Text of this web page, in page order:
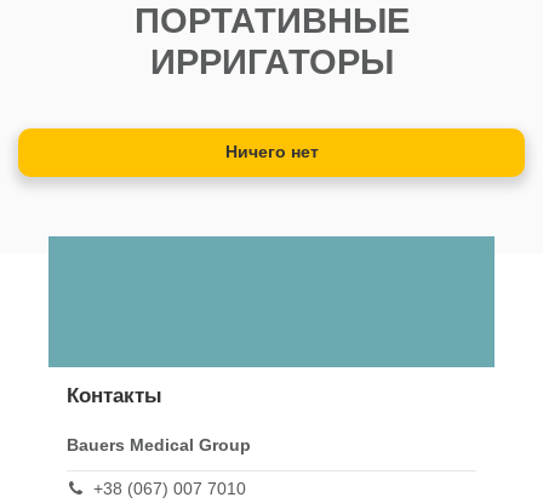
ПОРТАТИВНЫЕ
ИРРИГАТОРЫ
Ничего нет
Контакты
Bauers Medical Group
+38 (067) 007 7010